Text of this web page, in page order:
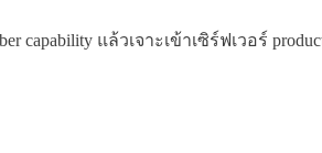
capability แล้วเจาะเข้าเซิร์ฟเวอร์